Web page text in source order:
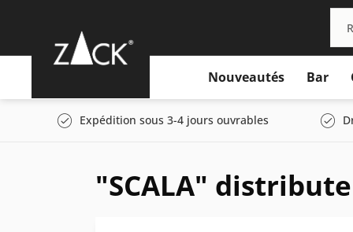
Nouveautés Bar
Expédition sous 3-4 jours ouvrables
"SCALA"